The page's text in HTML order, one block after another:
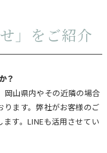
」をご紹介
？
岡山県内やその近隣の場合
ります。弊社がお客様のご
す。LINEも活用させてい